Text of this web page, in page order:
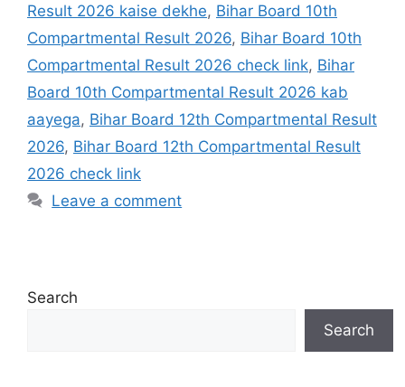
Result 2026 kaise dekhe, Bihar Board 10th
Compartmental Result 2026, Bihar Board 10th
Compartmental Result 2026 check link, Bihar
Board 10th Compartmental Result 2026 kab
aayega, Bihar Board 12th Compartmental Result
2026, Bihar Board 12th Compartmental Result
2026 check link
Leave a comment
Search
Search